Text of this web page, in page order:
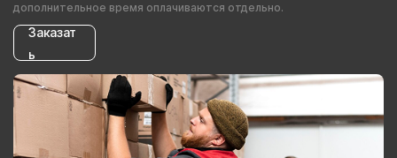
дополнительное время оплачиваются отдельно.
Заказат
ь